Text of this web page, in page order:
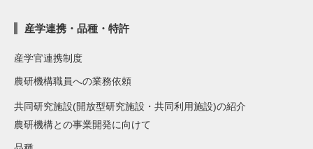
産学連携・品種・特許
産学官連携制度
農研機構職員への業務依頼
共同研究施設(開放型研究施設・共同利用施設)の紹介
農研機構との事業開発に向けて